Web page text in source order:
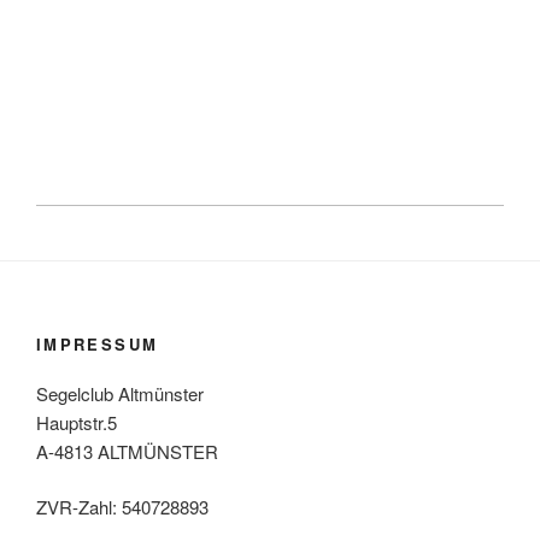
IMPRESSUM
Segelclub Altmünster
Hauptstr.5
A-4813 ALTMÜNSTER
ZVR-Zahl: 540728893